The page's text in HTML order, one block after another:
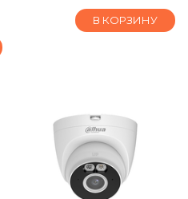
В КОРЗИНУ